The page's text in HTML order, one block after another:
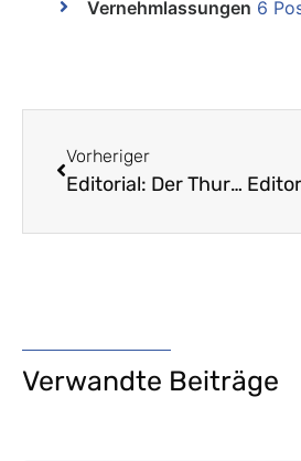
Vernehmlassungen 6
Vorheriger
Editorial: Der Thurgauer Sparbumerang und seine Folgen
Verwandte Beiträge